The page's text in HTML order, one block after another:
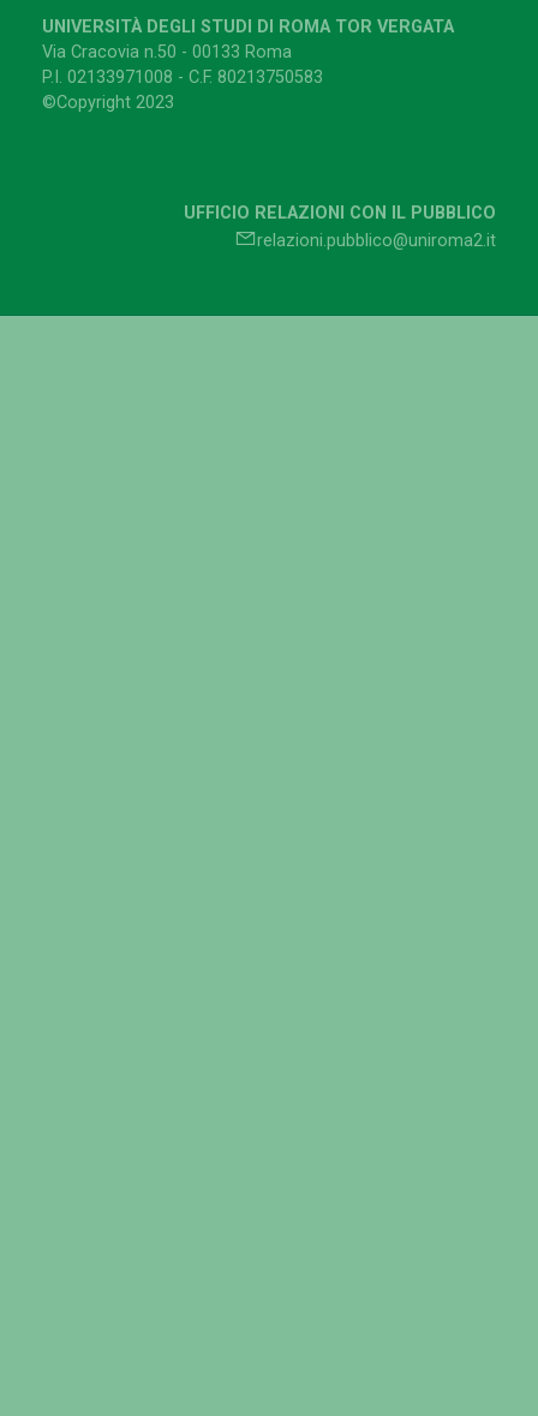
UNIVERSITÀ DEGLI STUDI DI ROMA TOR VERGATA
Via Cracovia n.50 - 00133 Roma
P.I. 02133971008 - C.F. 80213750583
©Copyright 2023
UFFICIO RELAZIONI CON IL PUBBLICO
relazioni.pubblico@uniroma2.it